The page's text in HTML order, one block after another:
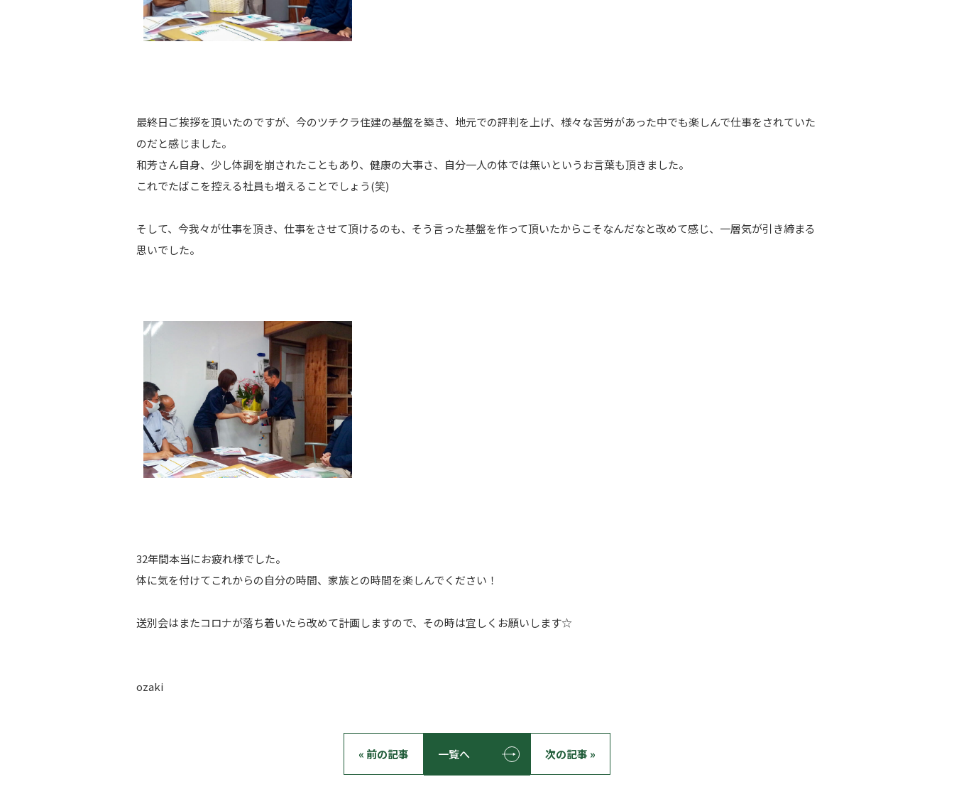
最終日ご挨拶を頂いたのですが、今のツチクラ住建の基盤を築き、地元での評判を上げ、様々な苦労があった中でも楽しんで仕事をされていた
のだと感じました。
和芳さん自身、少し体調を崩されたこともあり、健康の大事さ、自分一人の体では無いというお言葉も頂きました。
これでたばこを控える社員も増えることでしょう(笑)
そして、今我々が仕事を頂き、仕事をさせて頂けるのも、そう言った基盤を作って頂いたからこそなんだなと改めて感じ、一層気が引き締まる
思いでした。
32年間本当にお疲れ様でした。
体に気を付けてこれからの自分の時間、家族との時間を楽しんでください！
送別会はまたコロナが落ち着いたら改めて計画しますので、その時は宜しくお願いします☆
ozaki
« 前の記事 一覧へ 次の記事 »